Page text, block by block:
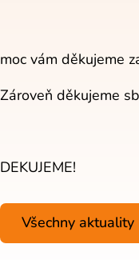
moc vám děkujeme
Zároveň děkujeme
DEKUJEME!
Všechny aktuality